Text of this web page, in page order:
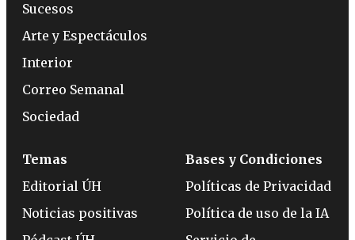
Sucesos
Arte y Espectáculos
Interior
Correo Semanal
Sociedad
Temas
Editorial ÚH
Noticias positivas
Bases y Condiciones
Políticas de Privacidad
Política de uso de la IA